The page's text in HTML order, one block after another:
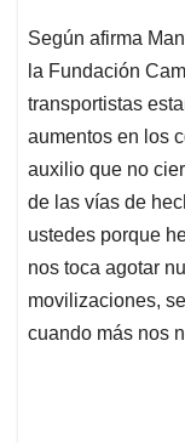
Según afirma
la Fundación
transportistas
aumentos en los
auxilio que no
de las vías de
ustedes porque
nos toca agotar
movilizaciones,
cuando más nos